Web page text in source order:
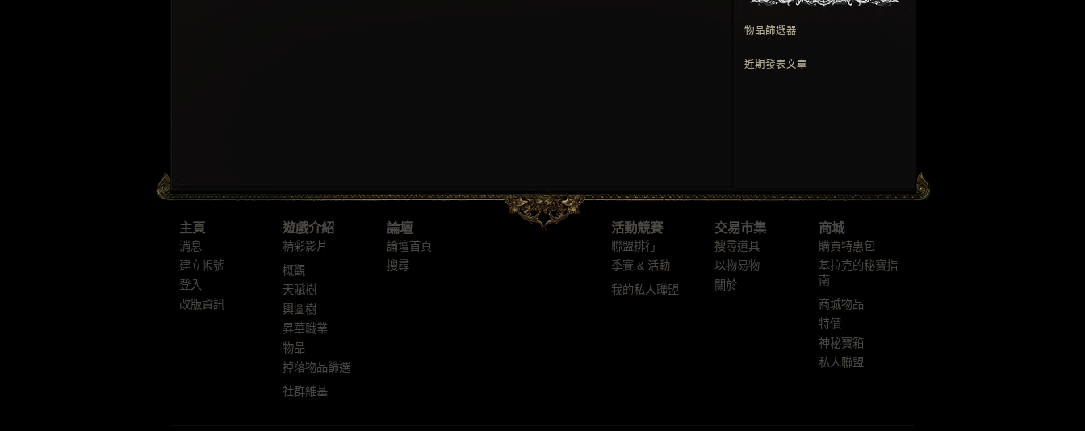
物品篩選器
近期發表文章
主頁
消息
建立帳號
登入
改版資訊
遊戲介紹
精彩影片
概觀
天賦樹
輿圖樹
昇華職業
物品
掉落物品篩選
社群維基
論壇
論壇首頁
搜尋
活動競賽
聯盟排行
季賽 & 活動
我的私人聯盟
交易市集
搜尋道具
以物易物
關於
商城
購買特惠包
基拉克的秘寶指
南
商城物品
特價
神秘寶箱
私人聯盟